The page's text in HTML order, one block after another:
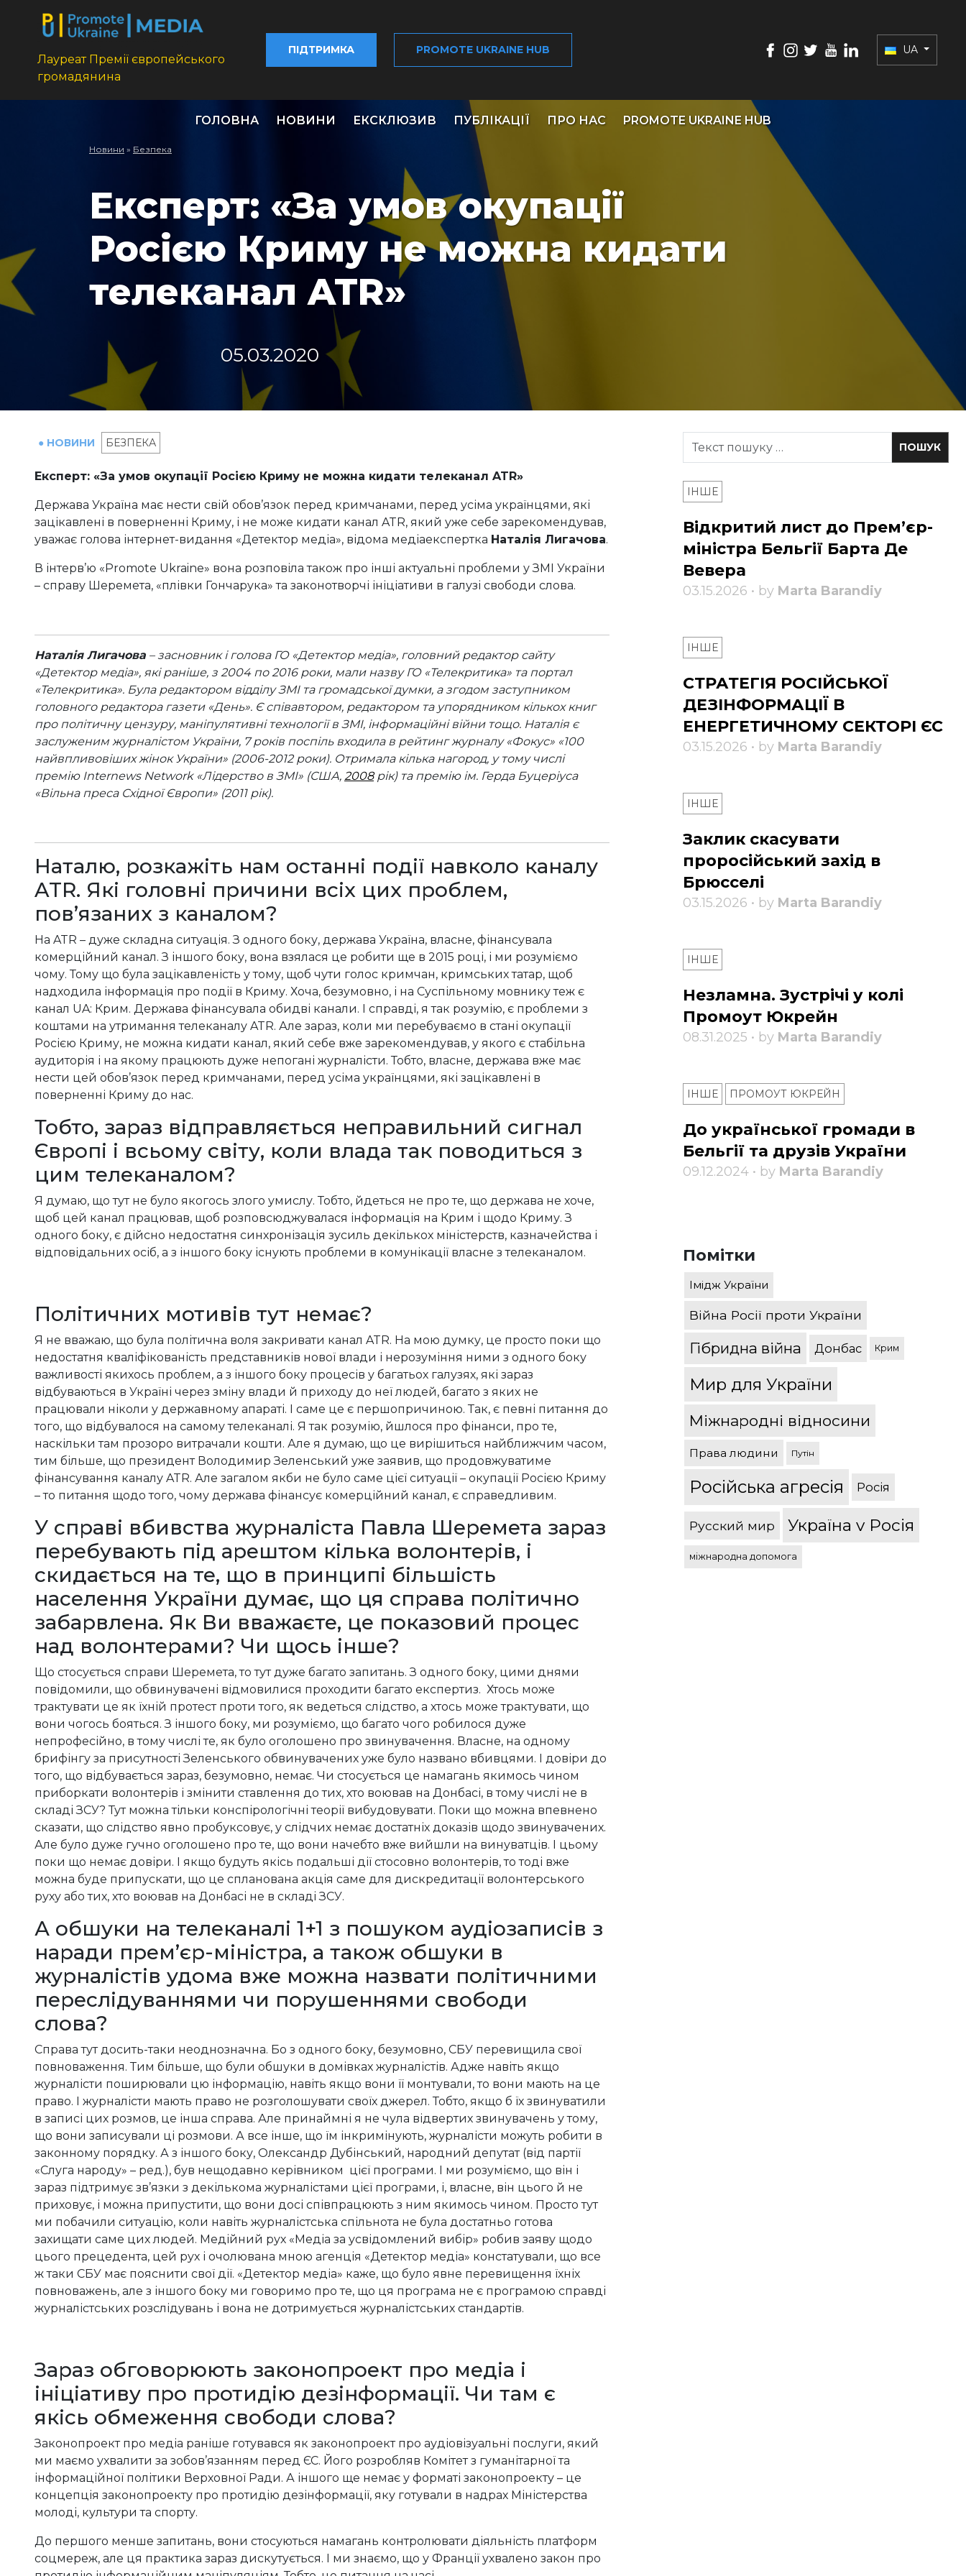
Лауреат Премії європейського
громадянина
ПІДТРИМКА PROMOTE UKRAINE HUB UA
ГОЛОВНА НОВИНИ ЕКСКЛЮЗИВ ПУБЛІКАЦІЇ ПРО НАС PROMOTE UKRAINE HUB
Новини » Безпека
Експерт: «За умов окупації
Росією Криму не можна кидати
телеканал ATR»
05.03.2020
● НОВИНИ БЕЗПЕКА
Експерт: «За умов окупації Росією Криму не можна кидати телеканал ATR»
Держава Україна має нести свій обов’язок перед кримчанами, перед усіма українцями, які
зацікавлені в поверненні Криму, і не може кидати канал ATR, який уже себе зарекомендував,
уважає голова інтернет-видання «Детектор медіа», відома медіаекспертка Наталія Лигачова.
В інтерв’ю «Promote Ukraine» вона розповіла також про інші актуальні проблеми у ЗМІ України
– справу Шеремета, «плівки Гончарука» та законотворчі ініціативи в галузі свободи слова.
Наталія Лигачова – засновник і голова ГО «Детектор медіа», головний редактор сайту
«Детектор медіа», які раніше, з 2004 по 2016 роки, мали назву ГО «Телекритика» та портал
«Телекритика». Була редактором відділу ЗМІ та громадської думки, а згодом заступником
головного редактора газети «День». Є співавтором, редактором та упорядником кількох книг
про політичну цензуру, маніпулятивні технології в ЗМІ, інформаційні війни тощо. Наталія є
заслуженим журналістом України, 7 років поспіль входила в рейтинг журналу «Фокус» «100
найвпливовіших жінок України» (2006-2012 роки). Отримала кілька нагород, у тому числі
премію Internews Network «Лідерство в ЗМІ» (США, 2008рік) та премію ім. Герда Буцеріуса
«Вільна преса Східної Європи» (2011 рік).
Наталю, розкажіть нам останні події навколо каналу
ATR. Які головні причини всіх цих проблем,
пов’язаних з каналом?
На ATR – дуже складна ситуація. З одного боку, держава Україна, власне, фінансувала
комерційний канал. З іншого боку, вона взялася це робити ще в 2015 році, і ми розуміємо
чому. Тому що була зацікавленість у тому, щоб чути голос кримчан, кримських татар, щоб
надходила інформація про події в Криму. Хоча, безумовно, і на Суспільному мовнику теж є
канал UA: Крим. Держава фінансувала обидві канали. І справді, я так розумію, є проблеми з
коштами на утримання телеканалу ATR. Але зараз, коли ми перебуваємо в стані окупації
Росією Криму, не можна кидати канал, який себе вже зарекомендував, у якого є стабільна
аудиторія і на якому працюють дуже непогані журналісти. Тобто, власне, держава вже має
нести цей обов’язок перед кримчанами, перед усіма українцями, які зацікавлені в
поверненні Криму до нас.
Тобто, зараз відправляється неправильний сигнал
Європі і всьому світу, коли влада так поводиться з
цим телеканалом?
Я думаю, що тут не було якогось злого умислу. Тобто, йдеться не про те, що держава не хоче,
щоб цей канал працював, щоб розповсюджувалася інформація на Крим і щодо Криму. З
одного боку, є дійсно недостатня синхронізація зусиль декількох міністерств, казначейства і
відповідальних осіб, а з іншого боку існують проблеми в комунікації власне з телеканалом.
Політичних мотивів тут немає?
Я не вважаю, що була політична воля закривати канал ATR. На мою думку, це просто поки що
недостатня кваліфікованість представників нової влади і нерозуміння ними з одного боку
важливості якихось проблем, а з іншого боку процесів у багатьох галузях, які зараз
відбуваються в Україні через зміну влади й приходу до неї людей, багато з яких не
працювали ніколи у державному апараті. І саме це є першопричиною. Так, є певні питання до
того, що відбувалося на самому телеканалі. Я так розумію, йшлося про фінанси, про те,
наскільки там прозоро витрачали кошти. Але я думаю, що це вирішиться найближчим часом,
тим більше, що президент Володимир Зеленський уже заявив, що продовжуватиме
фінансування каналу ATR. Але загалом якби не було саме цієї ситуації – окупації Росією Криму
– то питання щодо того, чому держава фінансує комерційний канал, є справедливим.
У справі вбивства журналіста Павла Шеремета зараз
перебувають під арештом кілька волонтерів, і
скидається на те, що в принципі більшість
населення України думає, що ця справа політично
забарвлена. Як Ви вважаєте, це показовий процес
над волонтерами? Чи щось інше?
Що стосується справи Шеремета, то тут дуже багато запитань. З одного боку, цими днями
повідомили, що обвинувачені відмовилися проходити багато експертиз. Хтось може
трактувати це як їхній протест проти того, як ведеться слідство, а хтось може трактувати, що
вони чогось бояться. З іншого боку, ми розуміємо, що багато чого робилося дуже
непрофесійно, в тому числі те, як було оголошено про звинувачення. Власне, на одному
брифінгу за присутності Зеленського обвинувачених уже було названо вбивцями. І довіри до
того, що відбувається зараз, безумовно, немає. Чи стосується це намагань якимось чином
приборкати волонтерів і змінити ставлення до тих, хто воював на Донбасі, в тому числі не в
складі ЗСУ? Тут можна тільки конспірологічні теорії вибудовувати. Поки що можна впевнено
сказати, що слідство явно пробуксовує, у слідчих немає достатніх доказів щодо звинувачених.
Але було дуже гучно оголошено про те, що вони начебто вже вийшли на винуватців. І цьому
поки що немає довіри. І якщо будуть якісь подальші дії стосовно волонтерів, то тоді вже
можна буде припускати, що це спланована акція саме для дискредитації волонтерського
руху або тих, хто воював на Донбасі не в складі ЗСУ.
А обшуки на телеканалі 1+1 з пошуком аудіозаписів з
наради прем’єр-міністра, а також обшуки в
журналістів удома вже можна назвати політичними
переслідуваннями чи порушеннями свободи
слова?
Справа тут досить-таки неоднозначна. Бо з одного боку, безумовно, СБУ перевищила свої
повноваження. Тим більше, що були обшуки в домівках журналістів. Адже навіть якщо
журналісти поширювали цю інформацію, навіть якщо вони її монтували, то вони мають на це
право. І журналісти мають право не розголошувати своїх джерел. Тобто, якщо б їх звинуватили
в записі цих розмов, це інша справа. Але принаймні я не чула відвертих звинувачень у тому,
що вони записували ці розмови. А все інше, що їм інкримінують, журналісти можуть робити в
законному порядку. А з іншого боку, Олександр Дубінський, народний депутат (від партії
«Слуга народу» – ред.), був нещодавно керівником цієї програми. І ми розуміємо, що він і
зараз підтримує зв’язки з декількома журналістами цієї програми, і, власне, він цього й не
приховує, і можна припустити, що вони досі співпрацюють з ним якимось чином. Просто тут
ми побачили ситуацію, коли навіть журналістська спільнота не була достатньо готова
захищати саме цих людей. Медійний рух «Медіа за усвідомлений вибір» робив заяву щодо
цього прецедента, цей рух і очолювана мною агенція «Детектор медіа» констатували, що все
ж таки СБУ має пояснити свої дії. «Детектор медіа» каже, що було явне перевищення їхніх
повноважень, але з іншого боку ми говоримо про те, що ця програма не є програмою справді
журналістських розслідувань і вона не дотримується журналістських стандартів.
Зараз обговорюють законопроект про медіа і
ініціативу про протидію дезінформації. Чи там є
якісь обмеження свободи слова?
Законопроект про медіа раніше готувався як законопроект про аудіовізуальні послуги, який
ми маємо ухвалити за зобов’язанням перед ЄС. Його розробляв Комітет з гуманітарної та
інформаційної політики Верховної Ради. А іншого ще немає у форматі законопроекту – це
концепція законопроекту про протидію дезінформації, яку готували в надрах Міністерства
молоді, культури та спорту.
До першого менше запитань, вони стосуються намагань контролювати діяльність платформ
соцмереж, але ця практика зараз дискутується. І ми знаємо, що у Франції ухвалено закон про
ІНШЕ
Відкритий лист до Прем’єр-
міністра Бельгії Барта Де
Вевера
03.15.2026 • by Marta Barandiy
ІНШЕ
СТРАТЕГІЯ РОСІЙСЬКОЇ
ДЕЗІНФОРМАЦІЇ В
ЕНЕРГЕТИЧНОМУ СЕКТОРІ ЄС
03.15.2026 • by Marta Barandiy
ІНШЕ
Заклик скасувати
проросійський захід в
Брюсселі
03.15.2026 • by Marta Barandiy
ІНШЕ
Незламна. Зустрічі у колі
Промоут Юкрейн
08.31.2025 • by Marta Barandiy
ІНШЕ ПРОМОУТ ЮКРЕЙН
До української громади в
Бельгії та друзів України
09.12.2024 • by Marta Barandiy
Помітки
Імідж України
Війна Росії проти України
Гібридна війна Донбас Крим
Мир для України
Міжнародні відносини
Права людини Путін
Російська агресія Росія
Русский мир Україна v Росія
міжнародна допомога